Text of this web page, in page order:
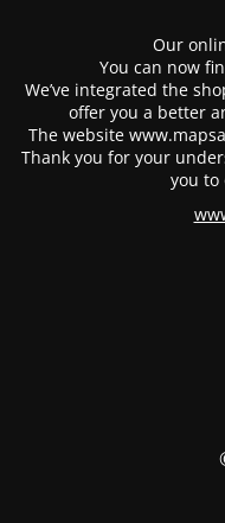
Our
You can now
We’ve integrated the
offer you a better
The website
Thank you for your
you to